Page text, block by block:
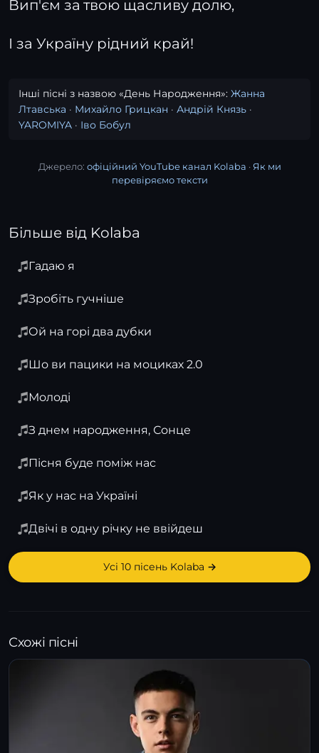
Вип'єм за твою щасливу долю,
І за Україну рідний край!
Інші пісні з назвою «День Народження»: Жанна
Лтавська · Михайло Грицкан · Андрій Князь ·
YAROMIYA · Іво Бобул
Джерело: офіційний YouTube канал Kolaba · Як ми
перевіряємо тексти
Більше від Kolaba
Гадаю я
Зробіть гучніше
Ой на горі два дубки
Шо ви пацики на моциках 2.0
Молодi
З днем народження, Сонце
Пісня буде поміж нас
Як у нас на Україні
Двічі в одну річку не ввійдеш
Усі 10 пісень Kolaba →
Схожі пісні